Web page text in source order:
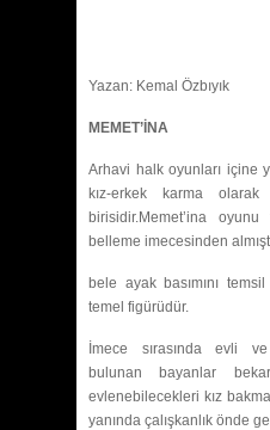
Yazan: Kemal Özbıyık
MEMET’İNA
Arhavi halk oyunları içine
kız-erkek karma olarak
birisidir.Memet’ina
belleme imecesinden
bele ayak basımını
temel figürüdür.
İmece sırasında evli
bulunan bayanlar
evlenebilecekleri kız
yanında çalışkanlık önde